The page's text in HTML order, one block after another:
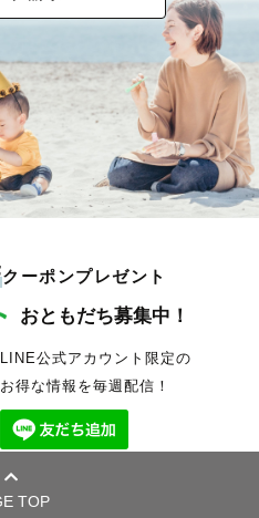
クーポンプレゼント
おともだち募集中！
LINE公式アカウント限定の
お得な情報を毎週配信！
TOP